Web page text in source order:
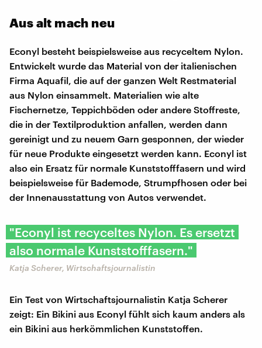
Aus alt mach neu
Econyl besteht beispielsweise aus recyceltem Nylon.
Entwickelt wurde das Material von der italienischen
Firma Aquafil, die auf der ganzen Welt Restmaterial
aus Nylon einsammelt. Materialien wie alte
Fischernetze, Teppichböden oder andere Stoffreste,
die in der Textilproduktion anfallen, werden dann
gereinigt und zu neuem Garn gesponnen, der wieder
für neue Produkte eingesetzt werden kann. Econyl ist
also ein Ersatz für normale Kunststofffasern und wird
beispielsweise für Bademode, Strumpfhosen oder bei
der Innenausstattung von Autos verwendet.
"Econyl ist recyceltes Nylon. Es ersetzt
also normale Kunststofffasern."
Katja Scherer, Wirtschaftsjournalistin
Ein Test von Wirtschaftsjournalistin Katja Scherer
zeigt: Ein Bikini aus Econyl fühlt sich kaum anders als
ein Bikini aus herkömmlichen Kunststoffen.